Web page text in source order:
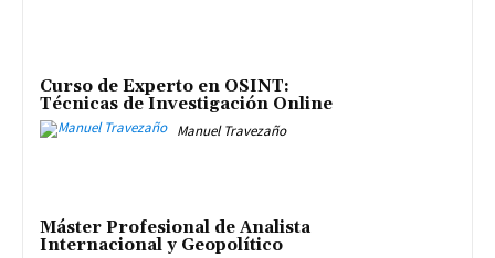
Curso de Experto en OSINT:
Técnicas de Investigación Online
Manuel Travezaño
Máster Profesional de Analista
Internacional y Geopolítico